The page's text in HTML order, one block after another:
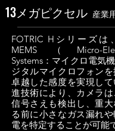
13メガピクセル 産業
FOTRIC Hシリーズは
MEMS（Micro-
Systems：マイクロ電気
ジタルマイクロフォンを
卓越した感度を実現し
進技術により、カメラ
信号さえも検出し、重
る前に小さなガス漏れ
電を特定することが可能